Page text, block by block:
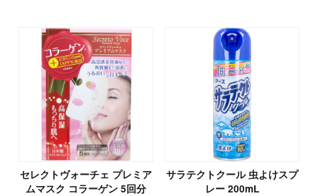
セレクトヴォーチェ プレミア
ムマスク コラーゲン 5回分
サラテクトクール 虫よけスプ
レー 200mL